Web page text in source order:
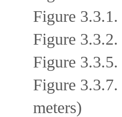
Figure
Figure
Figure
Figure
meters)